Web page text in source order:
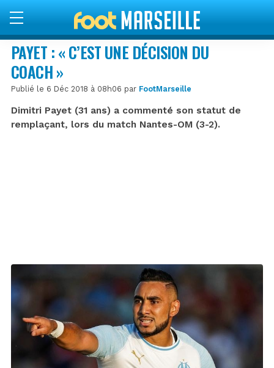
PAYET : « C’EST UNE DÉCISION DU
COACH »
Publié le 6 Déc 2018 à 08h06 par FootMarseille
Dimitri Payet (31 ans) a commenté son statut de
remplaçant, lors du match Nantes-OM (3-2).